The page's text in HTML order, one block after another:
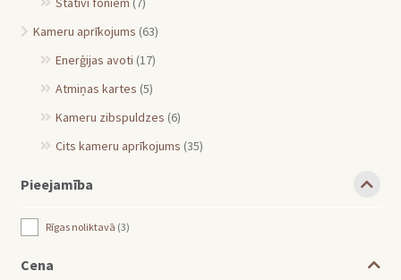
Kameru aprīkojums (63)
Enerģijas avoti (17)
Atmiņas kartes (5)
Kameru zibspuldzes (6)
Cits kameru aprīkojums (35)
Pieejamība
Rīgas noliktavā 3
Cena